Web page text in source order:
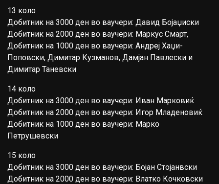
13 коло
Добитник на 3000 ден во ваучери: Давид Бојаџиски
Добитник на 2000 ден во ваучери: Маркус Смарт,
Добитник на 1000 ден во ваучери: Андреј Хаџи-
Поповски, Димитар Кузманов, Дамјан Павлески и
Димитар Таневски
14 коло
Добитник на 3000 ден во ваучери: Иван Марковиќ
Добитник на 2000 ден во ваучери: Игор Младеновиќ
Добитник на 1000 ден во ваучери: Марко
Петрушевски
15 коло
Добитник на 3000 ден во ваучери: Бојан Стојанвски
Добитник на 2000 ден во ваучери: Влатко Кочковски